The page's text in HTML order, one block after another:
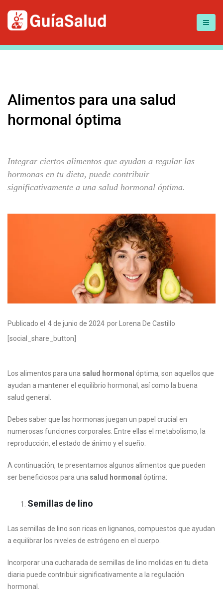
Alimentos para una salud
hormonal óptima
Integrar ciertos alimentos que ayudan a regular las
hormonas en tu dieta, puede contribuir
significativamente a una salud hormonal óptima.
Publicado el 4 de junio de 2024 por Lorena De Castillo
[social_share_button]
Los alimentos para una salud hormonal óptima, son aquellos que
ayudan a mantener el equilibrio hormonal, así como la buena
salud general.
Debes saber que las hormonas juegan un papel crucial en
numerosas funciones corporales. Entre ellas el metabolismo, la
reproducción, el estado de ánimo y el sueño.
A continuación, te presentamos algunos alimentos que pueden
ser beneficiosos para una salud hormonal óptima:
Semillas de lino
Las semillas de lino son ricas en lignanos, compuestos que ayudan
a equilibrar los niveles de estrógeno en el cuerpo.
Incorporar una cucharada de semillas de lino molidas en tu dieta
diaria puede contribuir significativamente a la regulación
hormonal.